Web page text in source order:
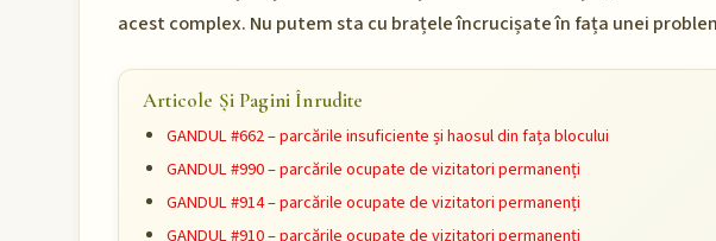
acest complex. Nu putem sta cu brațele încrucișate în fața unei
Articole Și Pagini Înrudite
GANDUL #662 – parcările insuficiente și haosul din fața blocului
GANDUL #990 – parcările ocupate de vizitatori permanenți
GANDUL #914 – parcările ocupate de vizitatori permanenți